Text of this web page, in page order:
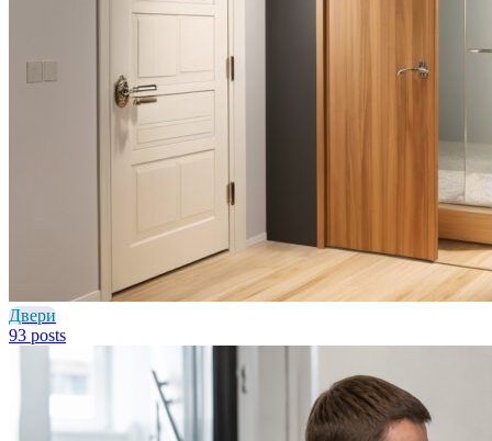
Двери
93 posts